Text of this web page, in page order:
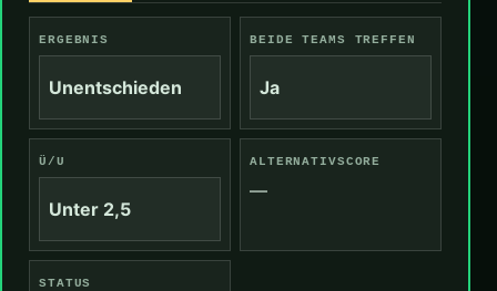
ERGEBNIS
Unentschieden
BEIDE TEAMS TREFFEN
Ja
Ü/U
Unter 2,5
ALTERNATIVSCORE
—
STATUS